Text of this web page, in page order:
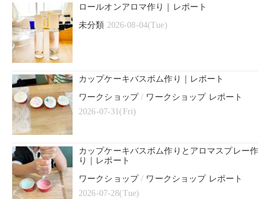
ロールオンアロマ作り｜レポート
未分類 2026-08-04(Tue)
カップケーキバスボム作り｜レポート
ワークショップ/ ワークショップ レポート
2026-07-31(Fri)
カップケーキバスボム作りとアロマスプレー作
り｜レポート
ワークショップ/ ワークショップ レポート
2026-07-28(Tue)